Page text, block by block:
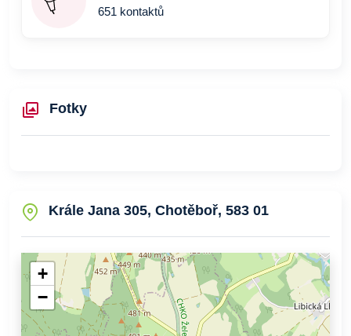
651 kontaktů
Fotky
Krále Jana 305, Chotěboř, 583 01
+
−